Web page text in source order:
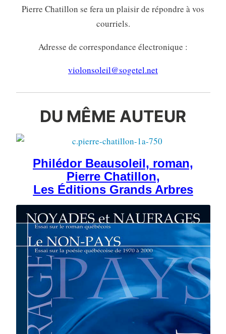
Pierre Chatillon se fera un plaisir de répondre à vos
courriels.
Adresse de correspondance électronique :
violonsoleil@sogetel.net
DU MÊME AUTEUR
Philédor Beausoleil, roman,
Pierre Chatillon,
Les Éditions Grands Arbres